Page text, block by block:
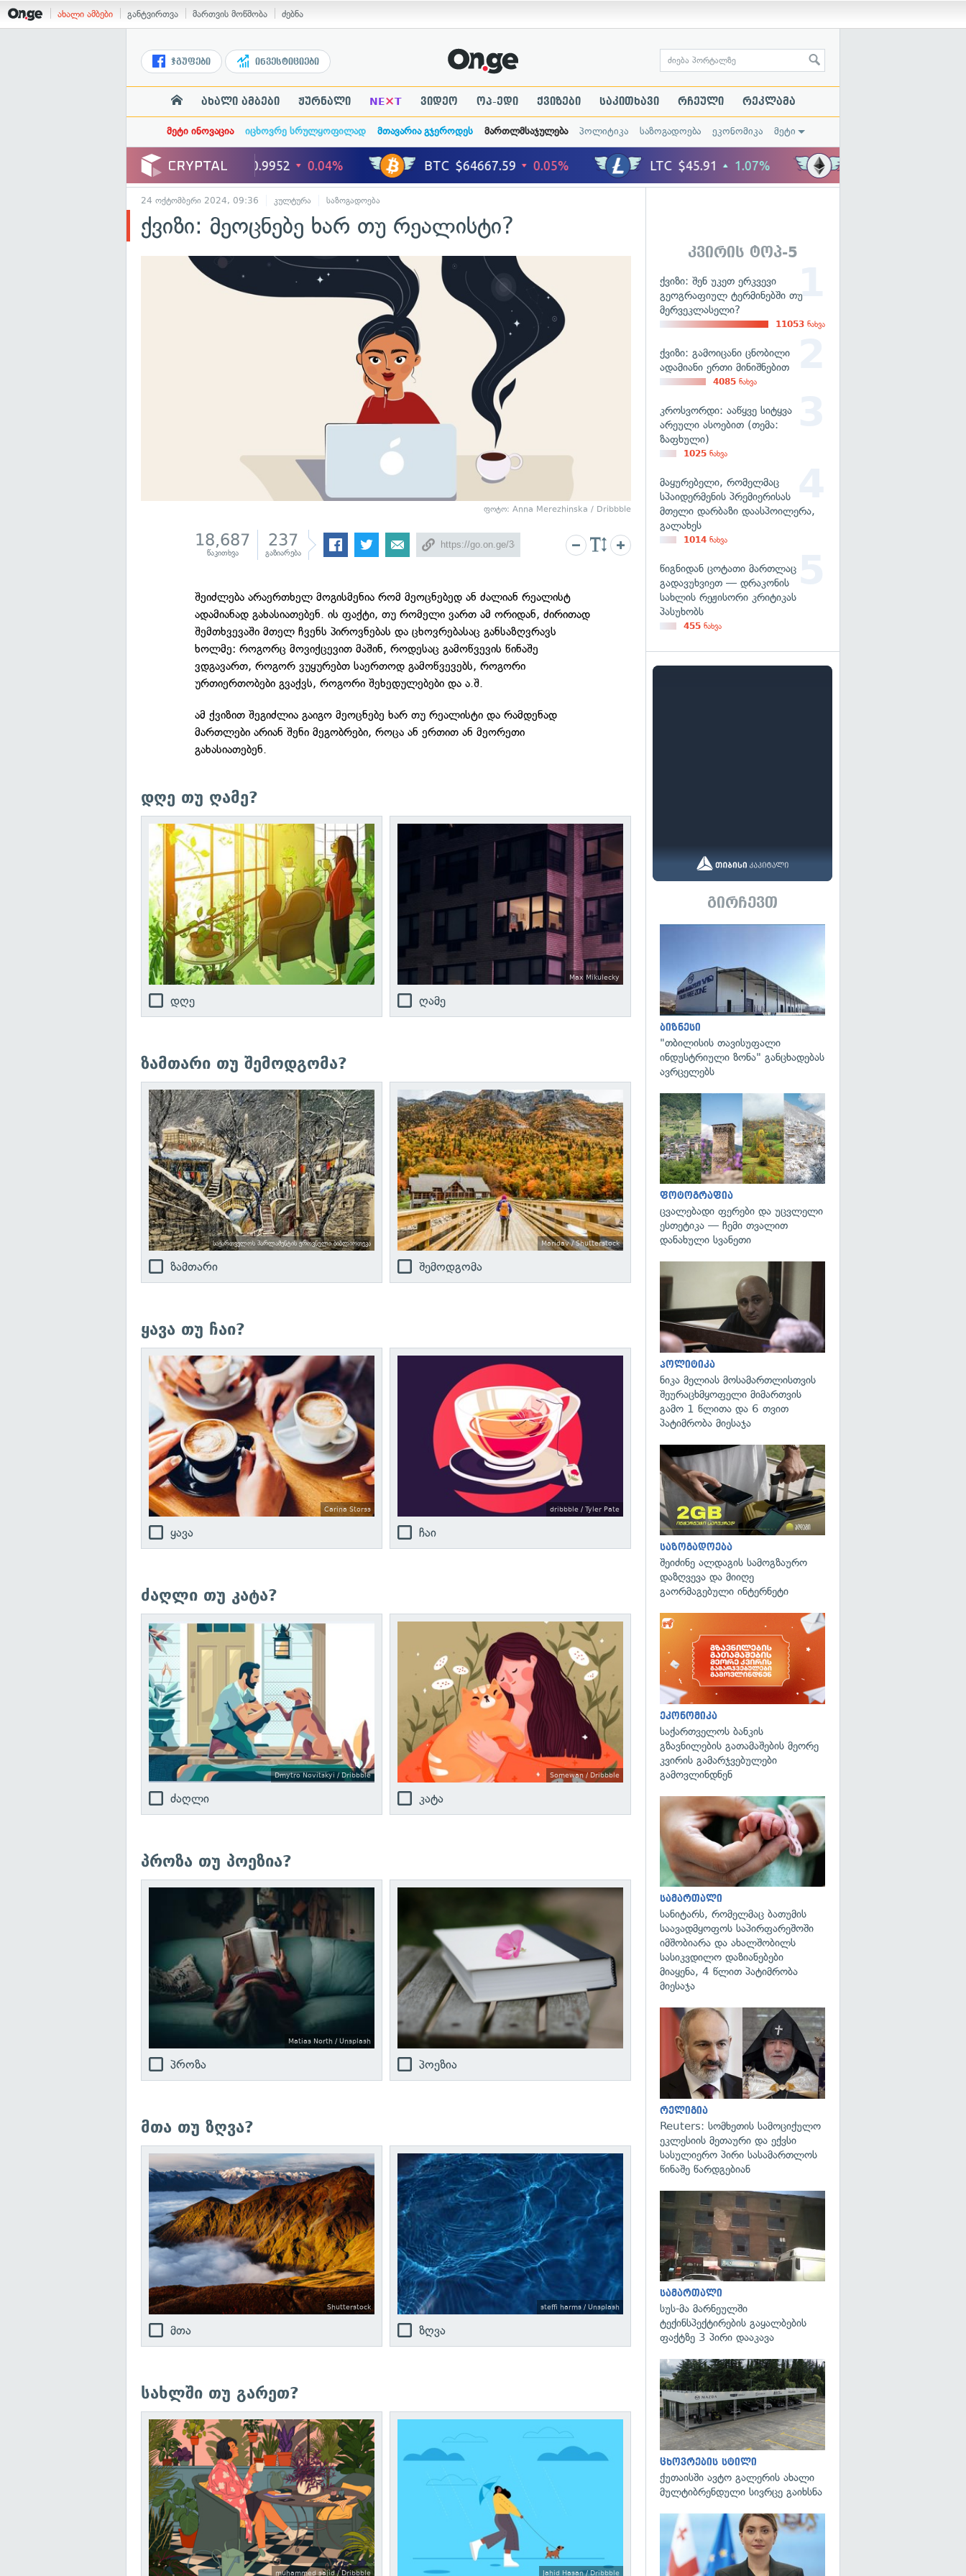
ახალი ამბები განტვირთვა მართვის მოწმობა ძებნა
ჯგუფები ინვესტიციები
ახალი ამბები ჟურნალი NE×T ვიდეო ოპ-ედი ქვიზები საკითხავი რჩეული რეკლამა
მეტი ინოვაცია იცხოვრე სრულყოფილად მთავარია გჯეროდეს მართლმსაჯულება პოლიტიკა საზოგადოება ეკონომიკა მეტი
24 ოქტომბერი 2024, 09:36 კულტურა საზოგადოება
ქვიზი: მეოცნებე ხარ თუ რეალისტი?
ფოტო: Anna Merezhinska / Dribbble
18,687
წაკითხვა
237
გაზიარება
შეიძლება არაერთხელ მოგისმენია რომ მეოცნებედ ან ძალიან რეალისტ
ადამიანად გახასიათებენ. ის ფაქტი, თუ რომელი ვართ ამ ორიდან, ძირითად
შემთხვევაში მთელ ჩვენს პიროვნებას და ცხოვრებასაც განსაზღვრავს
ხოლმე: როგორც მოვიქცევით მაშინ, როდესაც გამოწვევის წინაშე
ვდგავართ, როგორ ვუყურებთ საერთოდ გამოწვევებს, როგორი
ურთიერთობები გვაქვს, როგორი შეხედულებები და ა.შ.
ამ ქვიზით შეგიძლია გაიგო მეოცნებე ხარ თუ რეალისტი და რამდენად
მართლები არიან შენი მეგობრები, როცა ან ერთით ან მეორეთი
გახასიათებენ.
დღე თუ ღამე?
დღე
Max Mikulecky
ღამე
ზამთარი თუ შემოდგომა?
საქართველოს პარლამენტის ეროვნული ბიბლიოთეკა
ზამთარი
Maridav / Shutterstock
შემოდგომა
ყავა თუ ჩაი?
Carina Storss
ყავა
dribbble / Tyler Pate
ჩაი
ძაღლი თუ კატა?
Dmytro Novitskyi / Dribbble
ძაღლი
Somewan / Dribbble
კატა
პროზა თუ პოეზია?
Matias North / Unsplash
პროზა პოეზია
მთა თუ ზღვა?
Shutterstock
მთა
steffi harms / Unsplash
ზღვა
სახლში თუ გარეთ?
muhammed sajid / Dribbble Jahid Hasan / Dribbble
კვირის ტოპ-5
ქვიზი: შენ უკეთ ერკვევი
გეოგრაფიულ ტერმინებში თუ
მერვეკლასელი?
11053 ნახვა
ქვიზი: გამოიცანი ცნობილი
ადამიანი ერთი მინიშნებით
4085 ნახვა
კროსვორდი: ააწყვე სიტყვა
არეული ასოებით (თემა:
ზაფხული)
1025 ნახვა
მაყურებელი, რომელმაც
სპაიდერმენის პრემიერისას
მთელი დარბაზი დაასპოილერა,
გალახეს
1014 ნახვა
წიგნიდან ცოტათი მართლაც
გადავუხვიეთ — დრაკონის
სახლის რეჟისორი კრიტიკას
პასუხობს
455 ნახვა
გირჩევთ
ბიზნესი
"თბილისის თავისუფალი
ინდუსტრიული ზონა" განცხადებას
ავრცელებს
ფოტოგრაფია
ცვალებადი ფერები და უცვლელი
ესთეტიკა — ჩემი თვალით
დანახული სვანეთი
პოლიტიკა
ნიკა მელიას მოსამართლისთვის
შეურაცხმყოფელი მიმართვის
გამო 1 წლითა და 6 თვით
პატიმრობა მიესაჯა
საზოგადოება
შეიძინე ალდაგის სამოგზაურო
დაზღვევა და მიიღე
გაორმაგებული ინტერნეტი
ეკონომიკა
საქართველოს ბანკის
გზავნილების გათამაშების მეორე
კვირის გამარჯვებულები
გამოვლინდნენ
სამართალი
სანიტარს, რომელმაც ბათუმის
საავადმყოფოს საპირფარეშოში
იმშობიარა და ახალშობილს
სასიკვდილო დაზიანებები
მიაყენა, 4 წლით პატიმრობა
მიესაჯა
რელიგია
Reuters: სომხეთის სამოციქულო
ეკლესიის მეთაური და ექვსი
სასულიერო პირი სასამართლოს
წინაშე წარდგებიან
სამართალი
სუს-მა მარნეულში
ტექინსპექტირების გაყალბების
ფაქტზე 3 პირი დააკავა
ცხოვრების სტილი
ქუთაისში ავტო გალერის ახალი
მულტიბრენდული სივრცე გაიხსნა